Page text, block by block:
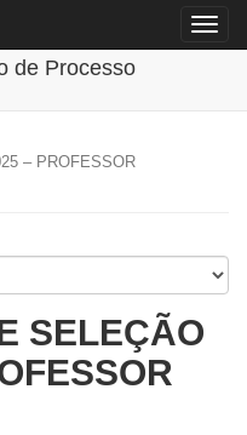
Menu
de Processo
– PROFESSOR
SELEÇÃO